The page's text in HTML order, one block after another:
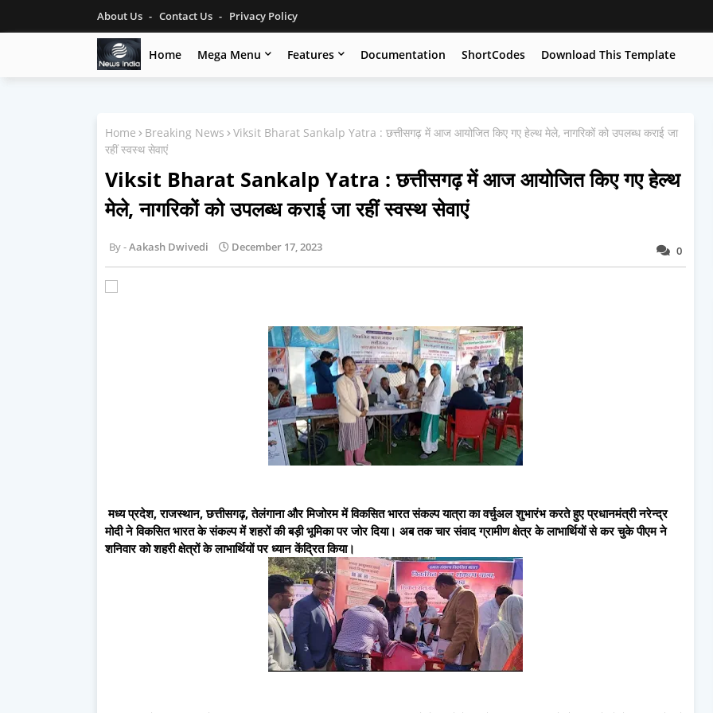
About Us Contact Us Privacy Policy
Home Mega Menu Features Documentation ShortCodes Download This Template
Home Breaking News
Viksit Bharat Sankalp Yatra : छत्तीसगढ़ में आज आयोजित किए गए हेल्थ मेले, नागरिकों को उपलब्ध कराई जा
रहीं स्वस्थ सेवाएं
Viksit Bharat Sankalp Yatra : छत्तीसगढ़ में आज आयोजित किए गए हेल्थ
मेले, नागरिकों को उपलब्ध कराई जा रहीं स्वस्थ सेवाएं
0
Aakash Dwivedi December 17, 2023
मध्य प्रदेश, राजस्थान, छत्तीसगढ़, तेलंगाना और मिजोरम में विकसित भारत संकल्प यात्रा का वर्चुअल शुभारंभ करते हुए प्रधानमंत्री नरेन्द्र
मोदी ने विकसित भारत के संकल्प में शहरों की बड़ी भूमिका पर जोर दिया। अब तक चार संवाद ग्रामीण क्षेत्र के लाभार्थियों से कर चुके पीएम ने
शनिवार को शहरी क्षेत्रों के लाभार्थियों पर ध्यान केंद्रित किया।